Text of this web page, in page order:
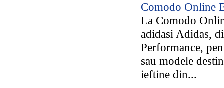
Comodo Online
La Comodo
adidasi Adidas,
Performance,
sau modele
ieftine din...